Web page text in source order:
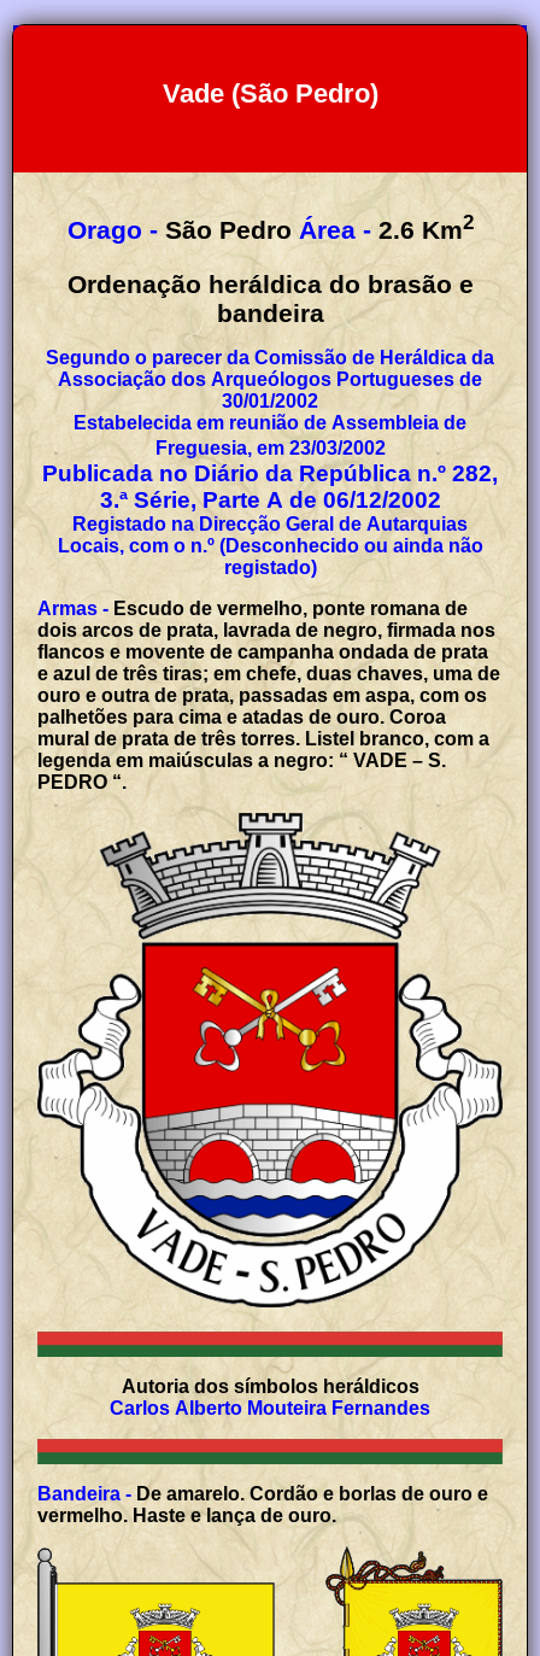
Vade (São Pedro)
Orago - São Pedro Área - 2.6 Km2
Ordenação heráldica do brasão e
bandeira
Segundo o parecer da Comissão de Heráldica da
Associação dos Arqueólogos Portugueses de
30/01/2002
Estabelecida em reunião de Assembleia de
Freguesia, em 23/03/2002
Publicada no Diário da República n.º 282,
3.ª Série, Parte A de 06/12/2002
Registado na Direcção Geral de Autarquias
Locais, com o n.º (Desconhecido ou ainda não
registado)
Armas - Escudo de vermelho, ponte romana de
dois arcos de prata, lavrada de negro, firmada nos
flancos e movente de campanha ondada de prata
e azul de três tiras; em chefe, duas chaves, uma de
ouro e outra de prata, passadas em aspa, com os
palhetões para cima e atadas de ouro. Coroa
mural de prata de três torres. Listel branco, com a
legenda em maiúsculas a negro: “ VADE – S.
PEDRO “.
Autoria dos símbolos heráldicos
Carlos Alberto Mouteira Fernandes
Bandeira - De amarelo. Cordão e borlas de ouro e
vermelho. Haste e lança de ouro.